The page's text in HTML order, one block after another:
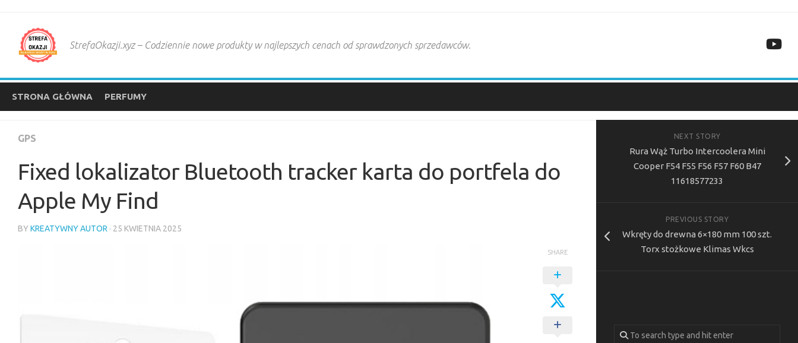
content
StrefaOkazji.xyz – Codziennie nowe produkty w najlepszych cenach od sprawdzonych sprzedawców.
STRONA GŁÓWNA PERFUMY
GPS
Fixed lokalizator Bluetooth tracker karta do portfela do
Apple My Find
BY KREATYWNY AUTOR · 25 KWIETNIA 2025
SHARE
NEXT STORY
Rura Wąż Turbo Intercoolera Mini
Cooper F54 F55 F56 F57 F60 B47
11618577233
PREVIOUS STORY
Wkręty do drewna 6×180 mm 100 szt.
Torx stożkowe Klimas Wkcs